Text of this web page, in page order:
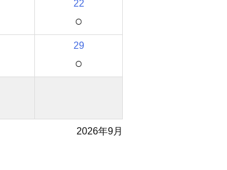
22
○
29
○
2026年9月